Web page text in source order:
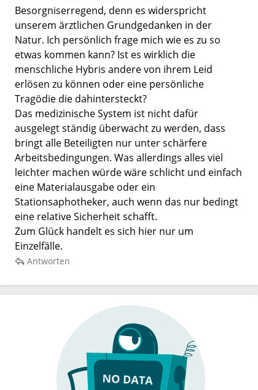
Besorgniserregend, denn es widerspricht
unserem ärztlichen Grundgedanken in der
Natur. Ich persönlich frage mich wie es zu so
etwas kommen kann? Ist es wirklich die
menschliche Hybris andere von ihrem Leid
erlösen zu können oder eine persönliche
Tragödie die dahintersteckt?
Das medizinische System ist nicht dafür
ausgelegt ständig überwacht zu werden, dass
bringt alle Beteiligten nur unter schärfere
Arbeitsbedingungen. Was allerdings alles viel
leichter machen würde wäre schlicht und einfach
eine Materialausgabe oder ein
Stationsaphotheker, auch wenn das nur bedingt
eine relative Sicherheit schafft.
Zum Glück handelt es sich hier nur um
Einzelfälle.
Antworten